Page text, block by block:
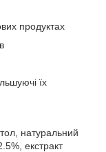
продуктах
їх
натуральний
екстракт